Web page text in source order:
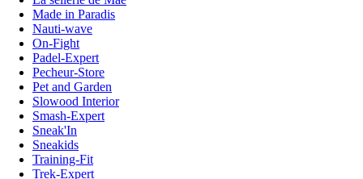
Made in Paradis
Nauti-wave
On-Fight
Padel-Expert
Pecheur-Store
Pet and Garden
Slowood Interior
Smash-Expert
Sneak'In
Sneakids
Training-Fit
Trek-Expert